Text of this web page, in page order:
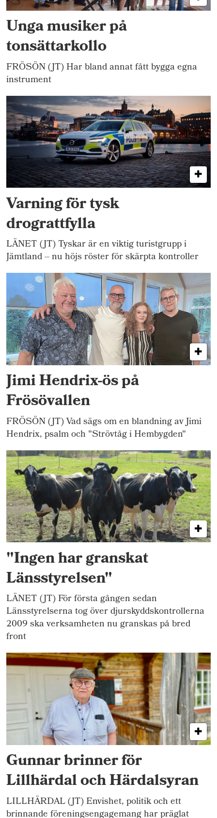
Unga musiker på
tonsättarkollo
FRÖSÖN (JT) Har bland annat fått bygga egna
instrument
Varning för tysk
drograttfylla
LÄNET (JT) Tyskar är en viktig turistgrupp i
Jämtland – nu höjs röster för skärpta kontroller
Jimi Hendrix-ös på
Frösövallen
FRÖSÖN (JT) Vad sägs om en blandning av Jimi
Hendrix, psalm och "Strövtåg i Hembygden"
"Ingen har granskat
Länsstyrelsen"
LÄNET (JT) För första gången sedan
Länsstyrelserna tog över djurskyddskontrollerna
2009 ska verksamheten nu granskas på bred
front
Gunnar brinner för
Lillhärdal och Härdalsyran
LILLHÄRDAL (JT) Envishet, politik och ett
brinnande föreningsengagemang har präglat